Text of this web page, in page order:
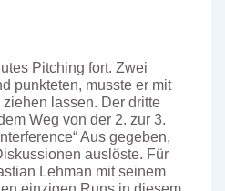
Pitching fort. Zwei
punkteten, musste er mit
lassen. Der dritte
Weg von der 2. zur 3.
Aus gegeben,
auslöste. Für
Lehman mit seinem